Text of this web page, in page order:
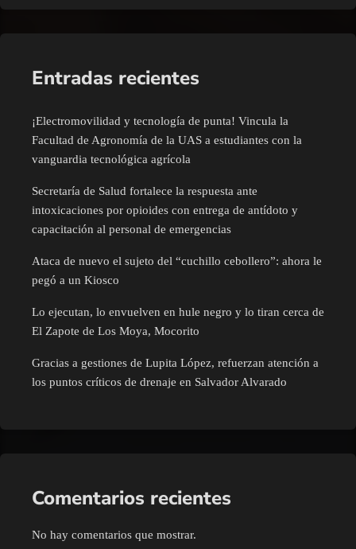
Entradas recientes
¡Electromovilidad y tecnología de punta! Vincula la
Facultad de Agronomía de la UAS a estudiantes con la
vanguardia tecnológica agrícola
Secretaría de Salud fortalece la respuesta ante
intoxicaciones por opioides con entrega de antídoto y
capacitación al personal de emergencias
Ataca de nuevo el sujeto del “cuchillo cebollero”: ahora le
pegó a un Kiosco
Lo ejecutan, lo envuelven en hule negro y lo tiran cerca de
El Zapote de Los Moya, Mocorito
Gracias a gestiones de Lupita López, refuerzan atención a
los puntos críticos de drenaje en Salvador Alvarado
Comentarios recientes
No hay comentarios que mostrar.